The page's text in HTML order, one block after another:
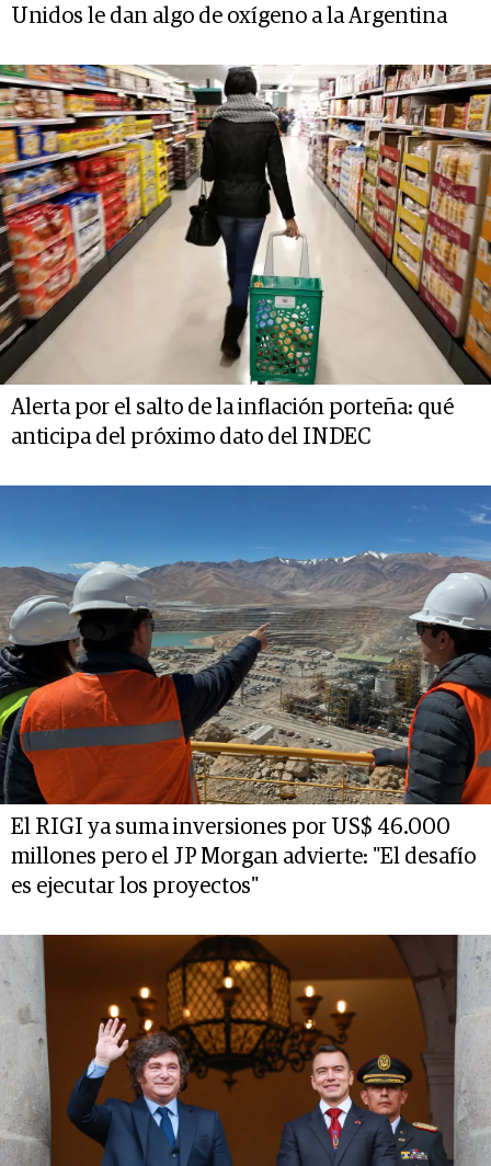
Unidos le dan algo de oxígeno a la Argentina
Alerta por el salto de la inflación porteña: qué
anticipa del próximo dato del INDEC
El RIGI ya suma inversiones por US$ 46.000
millones pero el JP Morgan advierte: "El desafío
es ejecutar los proyectos"